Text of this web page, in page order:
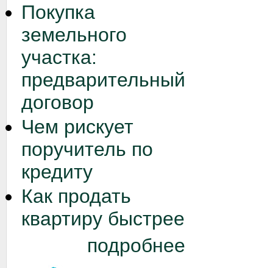
Покупка
земельного
участка:
предварительный
договор
Чем рискует
поручитель по
кредиту
Как продать
квартиру быстрее
подробнее